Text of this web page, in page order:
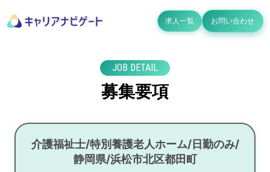
求人一覧 お問い合わせ
JOB DETAIL
募集要項
介護福祉士/特別養護老人ホーム/日勤のみ/
静岡県/浜松市北区都田町